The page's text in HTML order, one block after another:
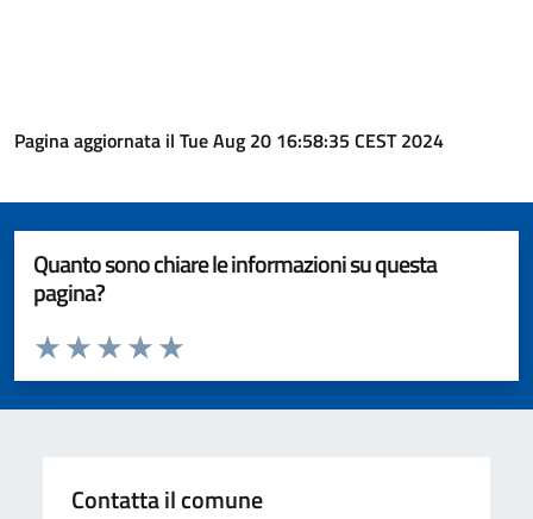
Pagina aggiornata il Tue Aug 20 16:58:35 CEST 2024
Quanto sono chiare le informazioni su questa
pagina?
Valuta da 1 a 5 stelle la pagina
Valuta 5 stelle su 5
Valuta 4 stelle su 5
Valuta 3 stelle su 5
Valuta 2 stelle su 5
Valuta 1 stelle su 5
Contatta il comune